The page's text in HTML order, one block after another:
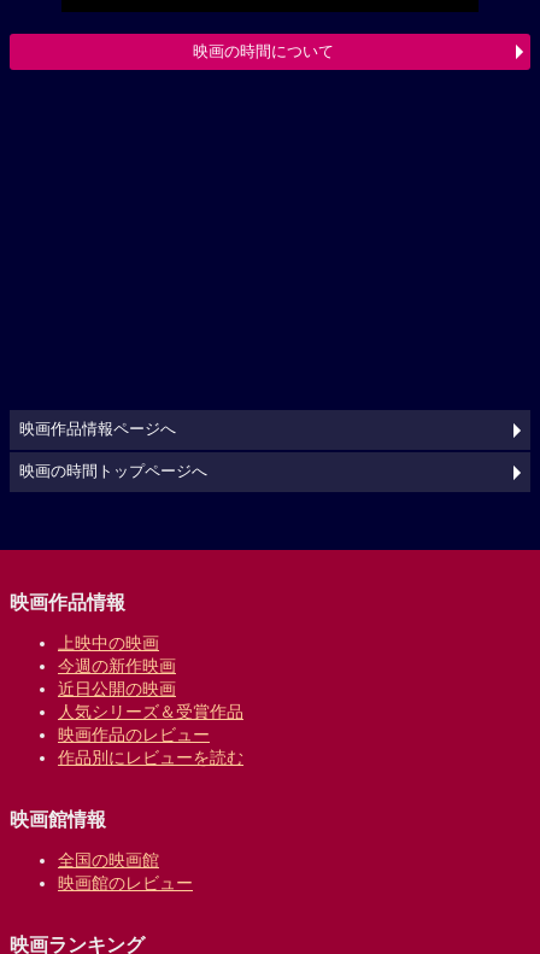
映画の時間について
映画作品情報ページへ
映画の時間トップページへ
映画作品情報
上映中の映画
今週の新作映画
近日公開の映画
人気シリーズ＆受賞作品
映画作品のレビュー
作品別にレビューを読む
映画館情報
全国の映画館
映画館のレビュー
映画ランキング